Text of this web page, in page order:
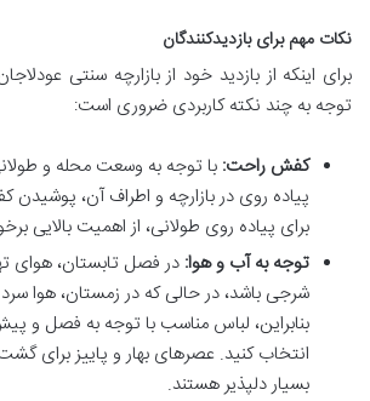
نکات مهم برای بازدیدکنندگان
برای اینکه از بازدید خود از بازارچه سنتی
توجه به چند نکته کاربردی ضروری است:
کفش راحت: با توجه به وسعت محله و
پیاده روی در بازارچه و اطراف آن،
برای پیاده روی طولانی، از اهمیت بالایی
توجه به آب و هوا: در فصل تابستان، هوای
شرجی باشد، در حالی که در زمستان، هوا
بنابراین، لباس مناسب با توجه به فصل و
انتخاب کنید. عصرهای بهار و پاییز برای
بسیار دلپذیر هستند.